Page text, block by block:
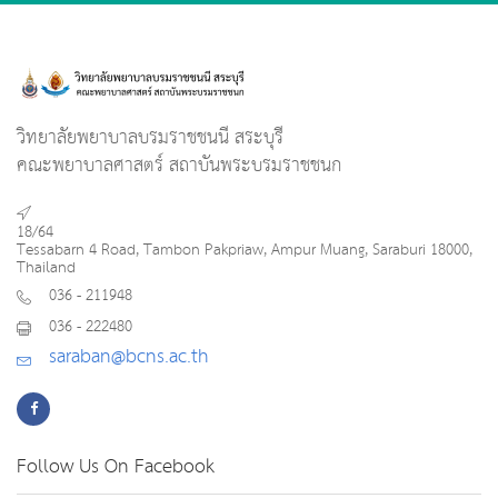
วิทยาลัยพยาบาลบรมราชชนนี สระบุรี
คณะพยาบาลศาสตร์ สถาบันพระบรมราชชนก
18/64
Tessabarn 4 Road, Tambon Pakpriaw, Ampur Muang, Saraburi 18000,
Thailand
036 - 211948
036 - 222480
saraban@bcns.ac.th
Follow Us On Facebook